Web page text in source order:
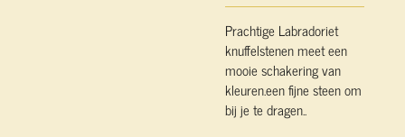
Prachtige Labradoriet
knuffelstenen meet een
mooie schakering van
kleuren.een fijne steen om
bij je te dragen..